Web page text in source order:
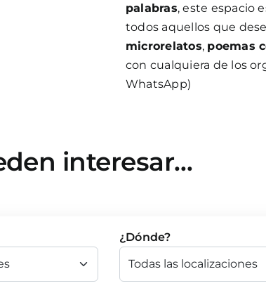
palabras, este espacio
todos aquellos que
microrelatos, poemas
con cualquiera de los
WhatsApp)
interesar…
¿Dónde?